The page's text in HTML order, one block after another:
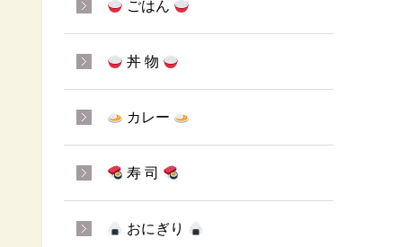
ごはん
丼 物
カレー
寿 司
おにぎり